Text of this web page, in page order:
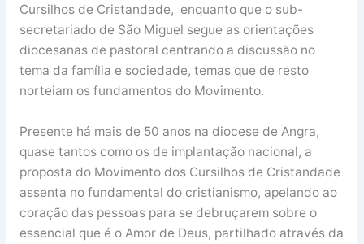
Cursilhos de Cristandade, enquanto que o sub-
secretariado de São Miguel segue as orientações
diocesanas de pastoral centrando a discussão no
tema da família e sociedade, temas que de resto
norteiam os fundamentos do Movimento.
Presente há mais de 50 anos na diocese de Angra,
quase tantos como os de implantação nacional, a
proposta do Movimento dos Cursilhos de Cristandade
assenta no fundamental do cristianismo, apelando ao
coração das pessoas para se debruçarem sobre o
essencial que é o Amor de Deus, partilhado através da